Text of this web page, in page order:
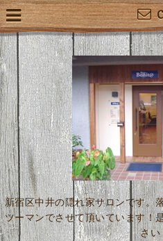
新宿区中井の隠れ家サロンです。
ツーマンでさせて頂いています！
さい